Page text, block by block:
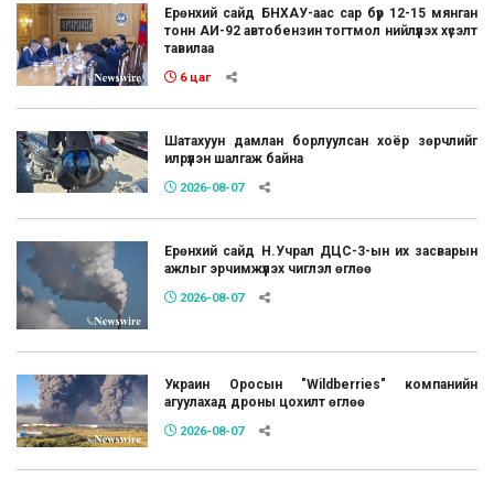
Ерөнхий сайд БНХАУ-аас сар бүр 12-15 мянган
тонн АИ-92 автобензин тогтмол нийлүүлэх хүсэлт
тавилаа
6 цаг
Шатахуун дамлан борлуулсан хоёр зөрчлийг
илрүүлэн шалгаж байна
2026-08-07
Ерөнхий сайд Н.Учрал ДЦС-3-ын их засварын
ажлыг эрчимжүүлэх чиглэл өглөө
2026-08-07
Украин Оросын "Wildberries" компанийн
агуулахад дроны цохилт өглөө
2026-08-07